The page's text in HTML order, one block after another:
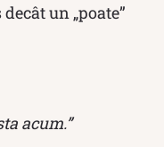
un „poate”
acum.”